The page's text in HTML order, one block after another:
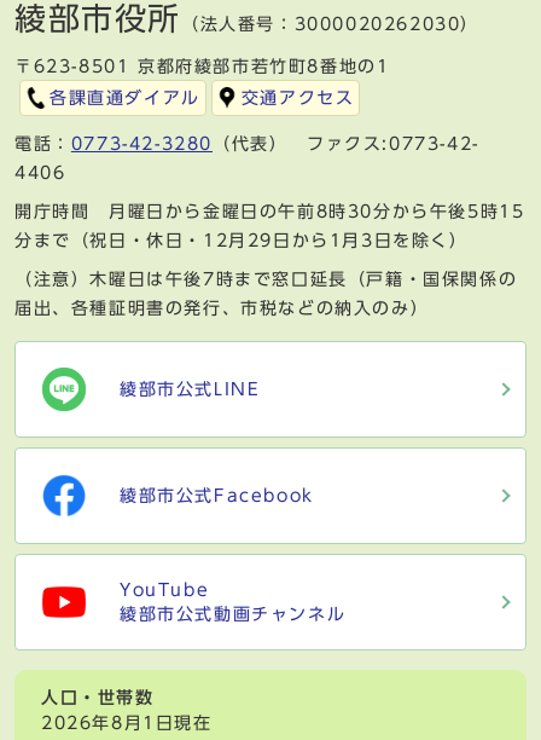
綾部市役所 （法人番号：3000020262030）
〒623-8501 京都府綾部市若竹町8番地の1
各課直通ダイアル
交通アクセス
電話： 0773-42-3280
（代表） ファクス:0773-42-
4406
開庁時間 月曜日から金曜日の午前8時30分から午後5時15
分まで（祝日・休日・12月29日から1月3日を除く）
（注意）木曜日は午後7時まで窓口延長（戸籍・国保関係の
届出、各種証明書の発行、市税などの納入のみ）
綾部市公式LINE
綾部市公式Facebook
YouTube
綾部市公式動画チャンネル
人口・世帯数
2026年8月1日現在